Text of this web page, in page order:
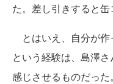
た。差し引きすると缶
とはいえ、自分が作
という経験は、島澤
感じさせるものだっ